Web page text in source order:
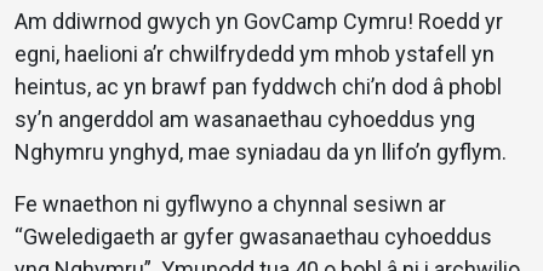
Am ddiwrnod gwych yn GovCamp Cymru! Roedd yr
egni, haelioni a’r chwilfrydedd ym mhob ystafell yn
heintus, ac yn brawf pan fyddwch chi’n dod â phobl
sy’n angerddol am wasanaethau cyhoeddus yng
Nghymru ynghyd, mae syniadau da yn llifo’n gyflym.
Fe wnaethon ni gyflwyno a chynnal sesiwn ar
“Gweledigaeth ar gyfer gwasanaethau cyhoeddus